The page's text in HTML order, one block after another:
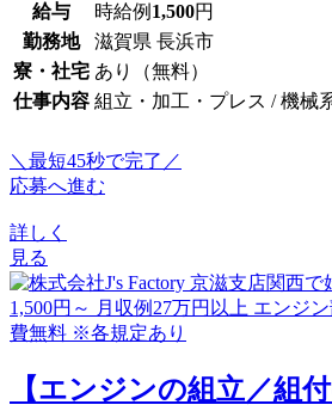
給与 時給例 1,500円
勤務地
滋賀県 長浜市
寮・社宅 あり（無料）
仕事内容 組立・加工・プレス / 機械
＼最短45秒で完了／
応募へ進む
詳しく
見る
【エンジンの組立／組